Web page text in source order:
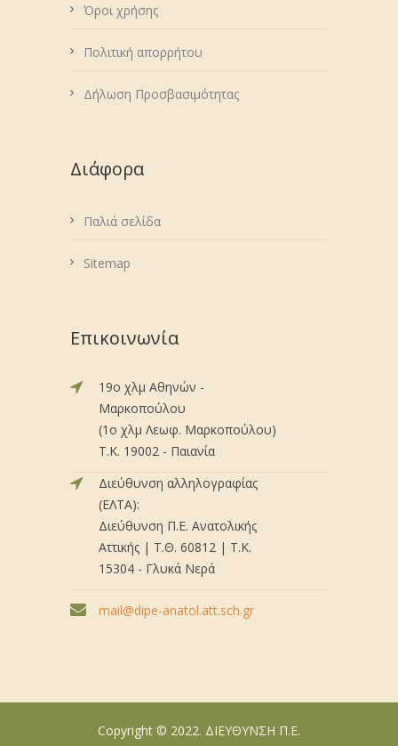
Όροι χρήσης
Πολιτική απορρήτου
Δήλωση Προσβασιμότητας
Διάφορα
Παλιά σελίδα
Sitemap
Επικοινωνία
19ο χλμ Αθηνών -
Μαρκοπούλου
(1ο χλμ Λεωφ. Μαρκοπούλου)
Τ.Κ. 19002 - Παιανία
Διεύθυνση αλληλογραφίας
(ΕΛΤΑ):
Διεύθυνση Π.Ε. Ανατολικής
Αττικής | Τ.Θ. 60812 | Τ.Κ.
15304 - Γλυκά Νερά
mail@dipe-anatol.att.sch.gr
Copyright © 2022. ΔΙΕΥΘΥΝΣΗ Π.Ε.